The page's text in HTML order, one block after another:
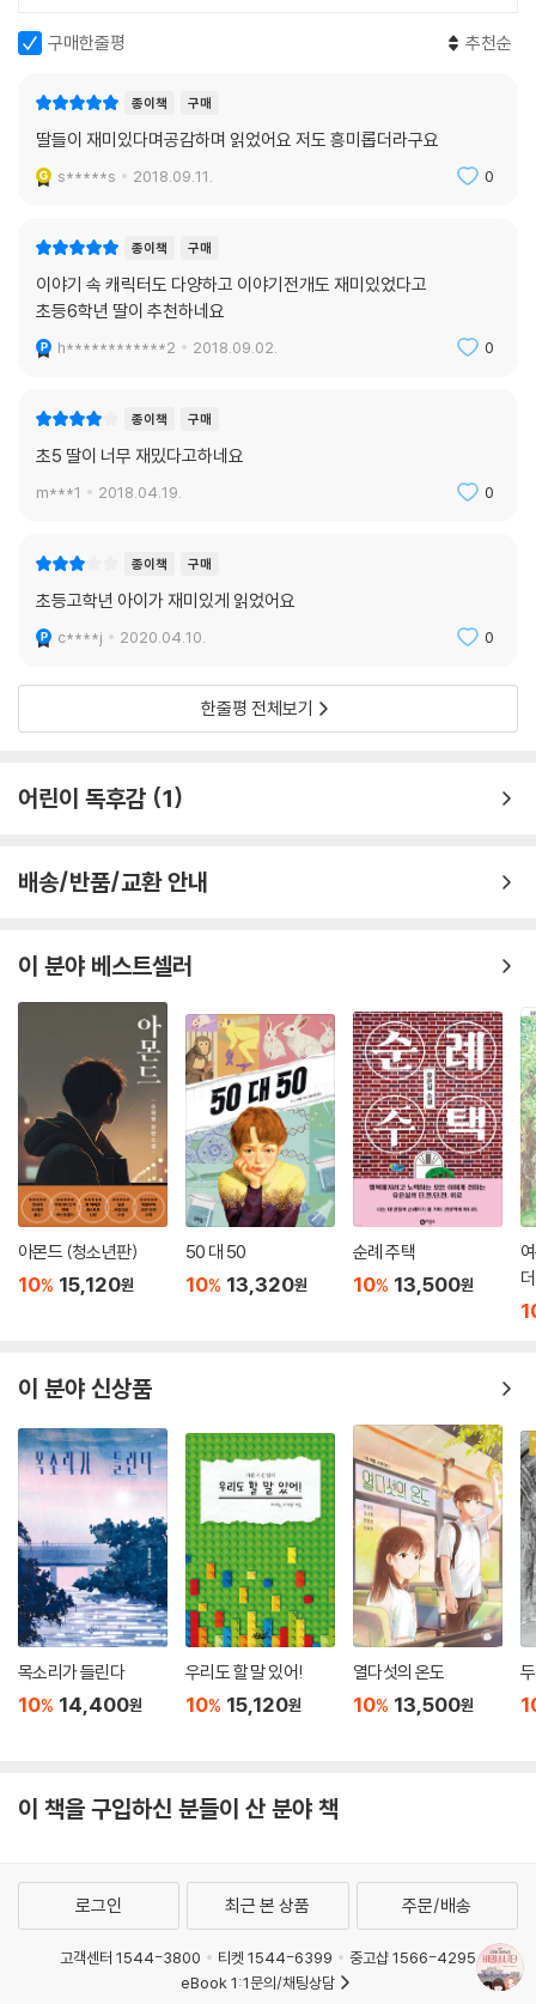
구매한줄평 추천순
종이책 구매
딸들이 재미있다며공감하며 읽었어요 저도 흥미롭더라구요
s*****s 2018.09.11. 0
종이책 구매
이야기 속 캐릭터도 다양하고 이야기전개도 재미있었다고
초등6학년 딸이 추천하네요
h************2 2018.09.02. 0
종이책 구매
초5 딸이 너무 재밌다고하네요
m***1 2018.04.19. 0
종이책 구매
초등고학년 아이가 재미있게 읽었어요
c****j 2020.04.10. 0
한줄평 전체보기
어린이 독후감 1
배송/반품/교환 안내
이 분야 베스트셀러
아몬드 (청소년판)
10% 15,120원
50 대 50
10% 13,320원
순례 주택
10% 13,500원
이 분야 신상품
목소리가 들린다
10% 14,400원
우리도 할 말 있어!
10% 15,120원
열다섯의 온도
10% 13,500원
이 책을 구입하신 분들이 산 분야 책
로그인 최근 본 상품 주문/배송
고객센터 1544-3800 티켓 1544-6399
중고샵 1566-4295
eBook 1:1문의/채팅상담